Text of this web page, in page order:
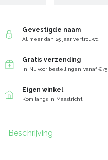
Gevestigde naam
Al meer dan 25 jaar vertrouwd
Gratis verzending
In NL voor bestellingen vanaf €75
Eigen winkel
Kom langs in Maastricht
Beschrijving